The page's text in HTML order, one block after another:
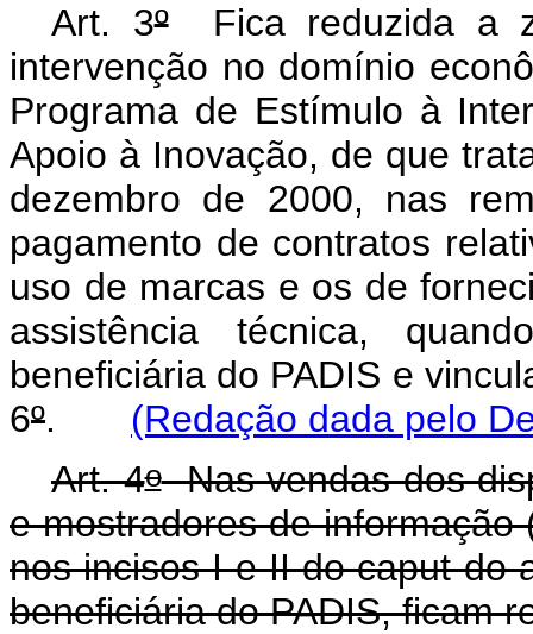
Art. 3ºFica reduzida a
intervenção no domínio
Programa de Estímulo à
Apoio à Inovação, de que
dezembro de 2000, nas
pagamento de contratos
uso de marcas e os de
assistência técnica,
beneficiária do PADIS e
6º. (Redação dada pelo
Art. 4oNas vendas dos
e mostradores de
nos incisos I e II do caput do
beneficiária do PADIS, ficam